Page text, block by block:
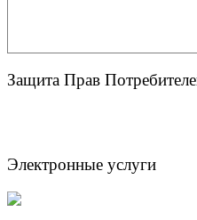
Защита Прав
Электронные услуги